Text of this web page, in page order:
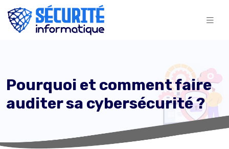
Pourquoi et comment faire
auditer sa cybersécurité ?